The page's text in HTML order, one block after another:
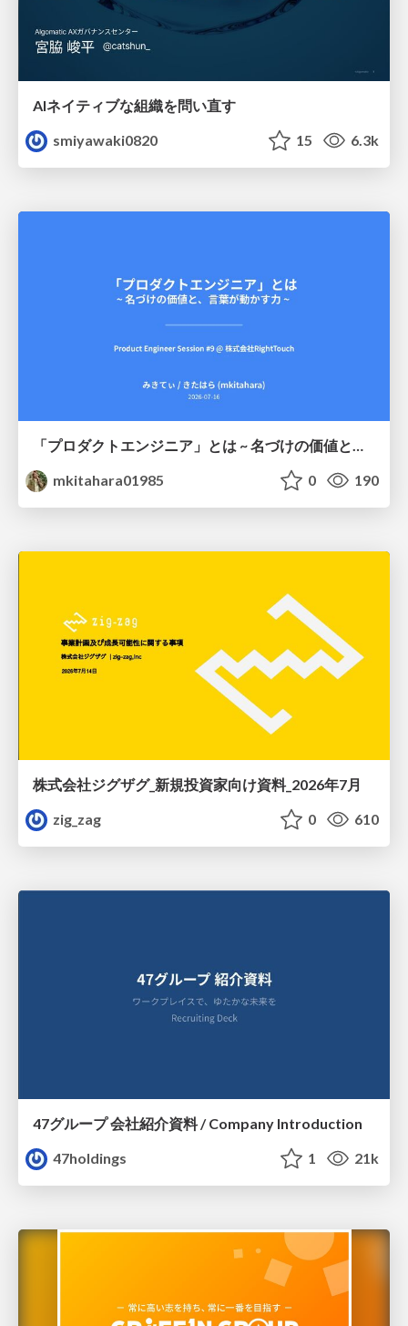
AIネイティブな組織を問い直す
smiyawaki0820
15 6.3k
mkitahara01985
0 190
株式会社ジグザグ_新規投資家向け資料_2026年7月
zig_zag
0 610
47グループ 会社紹介資料 / Company Introduction
47holdings
1 21k